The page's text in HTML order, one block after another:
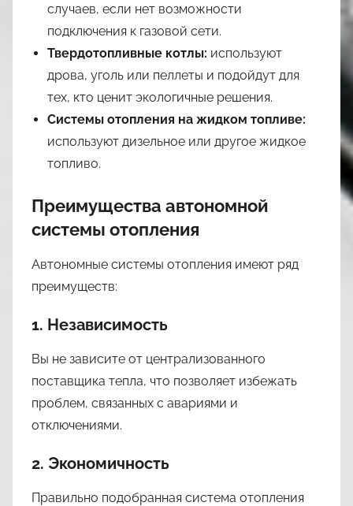
случаев, если нет возможности
подключения к газовой сети.
Твердотопливные котлы: используют
дрова, уголь или пеллеты и подойдут для
тех, кто ценит экологичные решения.
Системы отопления на жидком топливе:
используют дизельное или другое жидкое
топливо.
Преимущества автономной
системы отопления
Автономные системы отопления имеют ряд
преимуществ:
1. Независимость
Вы не зависите от централизованного
поставщика тепла, что позволяет избежать
проблем, связанных с авариями и
отключениями.
2. Экономичность
Правильно подобранная система отопления